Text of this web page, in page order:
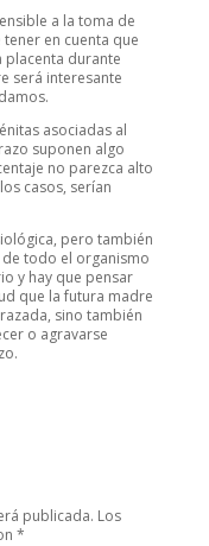
a la toma de
en cuenta que
placenta durante
será interesante
asociadas al
suponen algo
no parezca alto
casos, serían
pero también
todo el organismo
y hay que pensar
que la futura madre
sino también
o agravarse
publicada. Los
*